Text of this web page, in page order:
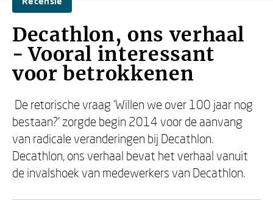
Decathlon, ons verhaal
- Vooral interessant
voor betrokkenen
De retorische vraag ‘Willen we over 100 jaar nog
bestaan?’ zorgde begin 2014 voor de aanvang
van radicale veranderingen bij Decathlon.
Decathlon, ons verhaal bevat het verhaal vanuit
de invalshoek van medewerkers van Decathlon.